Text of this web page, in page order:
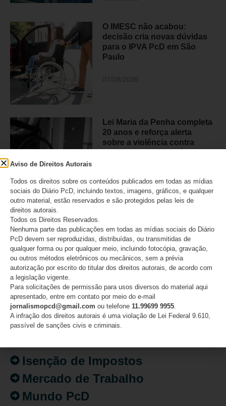
O IMESC não acabou:
decisão cria novas dúvidas
para o IPVA PcD em São
Paulo
Lei Maria da Penha completa
20 anos e reforça alerta
sobre a violência contra
CATEGORIAS
Acessibilidade
Artigo/Opinião
Atualidades
Destaques
Fatos
Isenção de Impostos
Mercado de Trabalho
Mundo PcD
Aviso de Direitos Autorais
Todos os direitos sobre os conteúdos publicados em todas as mídias
sociais do Diário PcD, incluindo textos, imagens, gráficos, e qualquer
outro material, estão reservados e são protegidos pelas leis de
direitos autorais.
Todos os Direitos Reservados.
Nenhuma parte das publicações em todas as mídias sociais do Diário
PcD devem ser reproduzidas, distribuídas, ou transmitidas de
qualquer forma ou por qualquer meio, incluindo fotocópia, gravação,
ou outros métodos eletrônicos ou mecânicos, sem a prévia
autorização por escrito do titular dos direitos autorais, de acordo com
a legislação vigente.
Para solicitações de permissão para usos diversos do material aqui
apresentado, entre em contato por meio do e-mail
jornalismopcd@gmail.com ou telefone 11.99699 9955
A infração dos direitos autorais é uma violação de Lei Federal 9.610,
passível de sanções civis e criminais.